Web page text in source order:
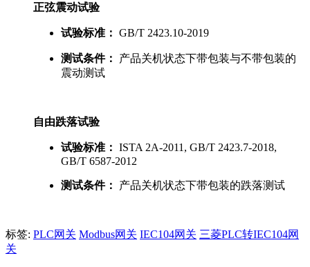
正弦震动试验
试验标准： GB/T 2423.10-2019
测试条件：
产品关机状态下带包装与不带包装的
震动测试
自由跌落试验
试验标准： ISTA 2A-2011, GB/T 2423.7-2018,
GB/T 6587-2012
测试条件： 产品关机状态下带包装的跌落测试
标签: PLC网关 Modbus网关 IEC104网关 三菱PLC转IEC104网
关